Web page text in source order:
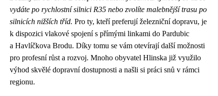
vydáte po rychlostní silnici R35 nebo zvolíte malebnější trasu po
silnicích nižších tříd. Pro ty, kteří preferují železniční dopravu, je
k dispozici vlakové spojení s přímými linkami do Pardubic
a Havlíčkova Brodu. Díky tomu se vám otevírají další možnosti
pro profesní růst a rozvoj. Mnoho obyvatel Hlinska již využilo
výhod skvělé dopravní dostupnosti a našli si práci snů v rámci
regionu.